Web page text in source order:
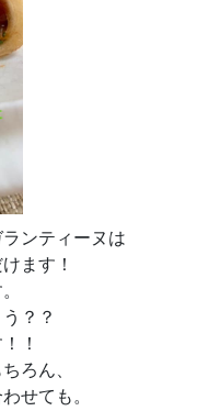
ンティーヌは
ます！
？？
！
ろん、
せても。